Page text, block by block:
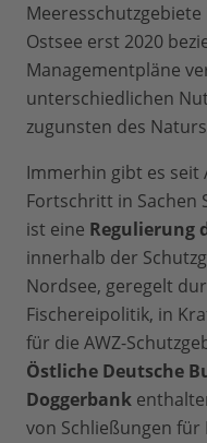
Ostsee erst 2020
Managementpläne
unterschiedlichen
zugunsten des
Immerhin gibt es seit
Fortschritt in Sachen
ist eine Regulierung
innerhalb der
Nordsee, geregelt
Fischereipolitik, in
für die AWZ-
Östliche Deutsche
Doggerbank
von Schließungen für